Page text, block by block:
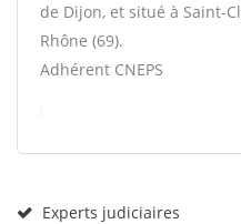
de Dijon, et situé à Saint-
Rhône (69).
Adhérent CNEPS
Experts judiciaires